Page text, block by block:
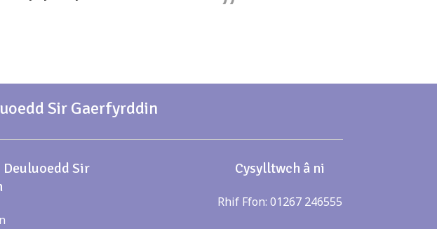
Sir Gaerfyrddin
Deuluoedd Sir
Cysylltwch â ni
Rhif Ffon: 01267 246555